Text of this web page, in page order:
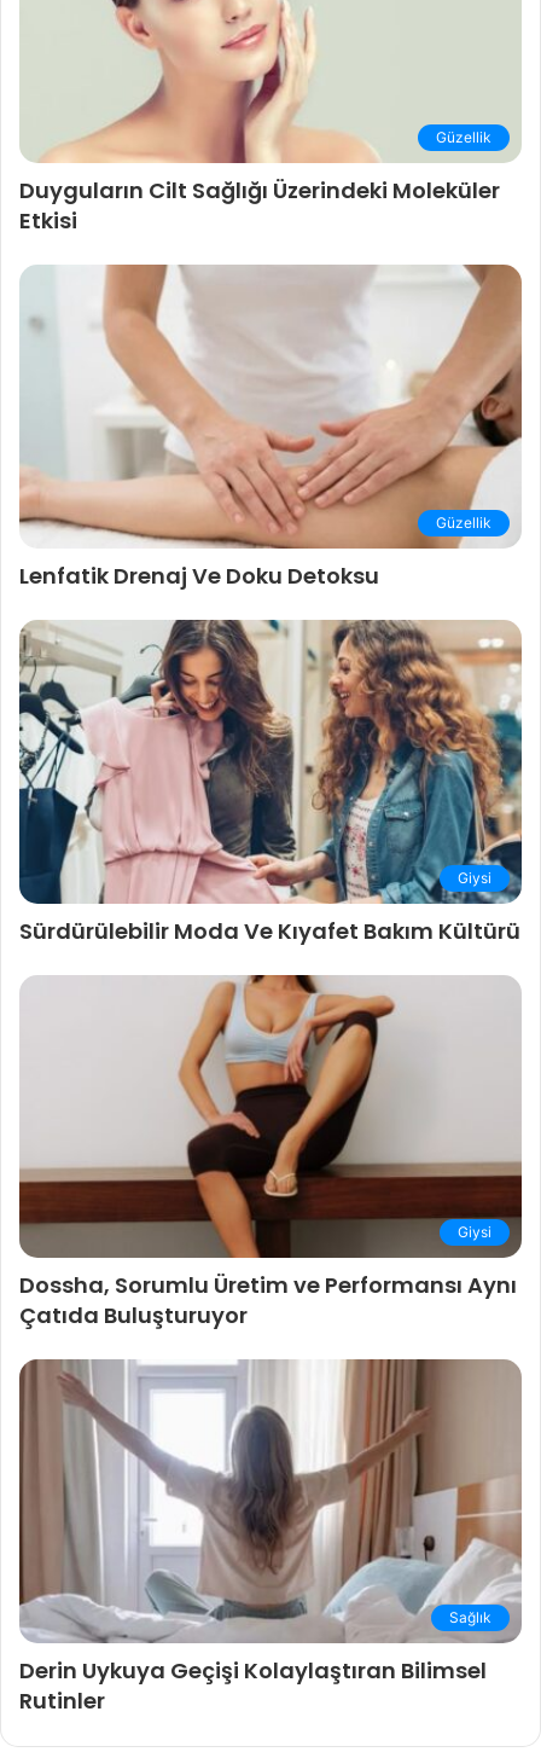
Güzellik
Duyguların Cilt Sağlığı Üzerindeki Moleküler
Etkisi
Güzellik
Lenfatik Drenaj Ve Doku Detoksu
Giysi
Sürdürülebilir Moda Ve Kıyafet Bakım Kültürü
Giysi
Dossha, Sorumlu Üretim ve Performansı Aynı
Çatıda Buluşturuyor
Sağlık
Derin Uykuya Geçişi Kolaylaştıran Bilimsel
Rutinler